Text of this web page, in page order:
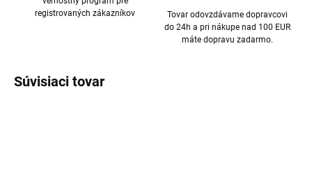
registrovaných zákazníkov
Tovar odovzdávame dopravcovi
do 24h a pri nákupe nad 100 EUR
máte dopravu zadarmo.
Súvisiaci tovar